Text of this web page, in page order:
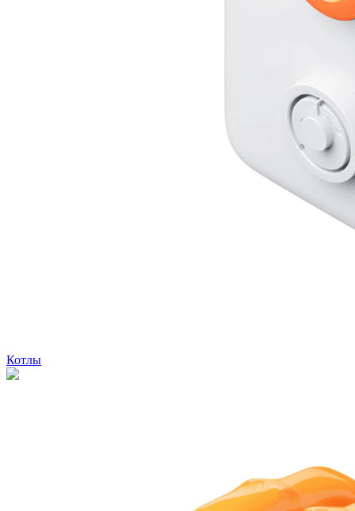
Котлы